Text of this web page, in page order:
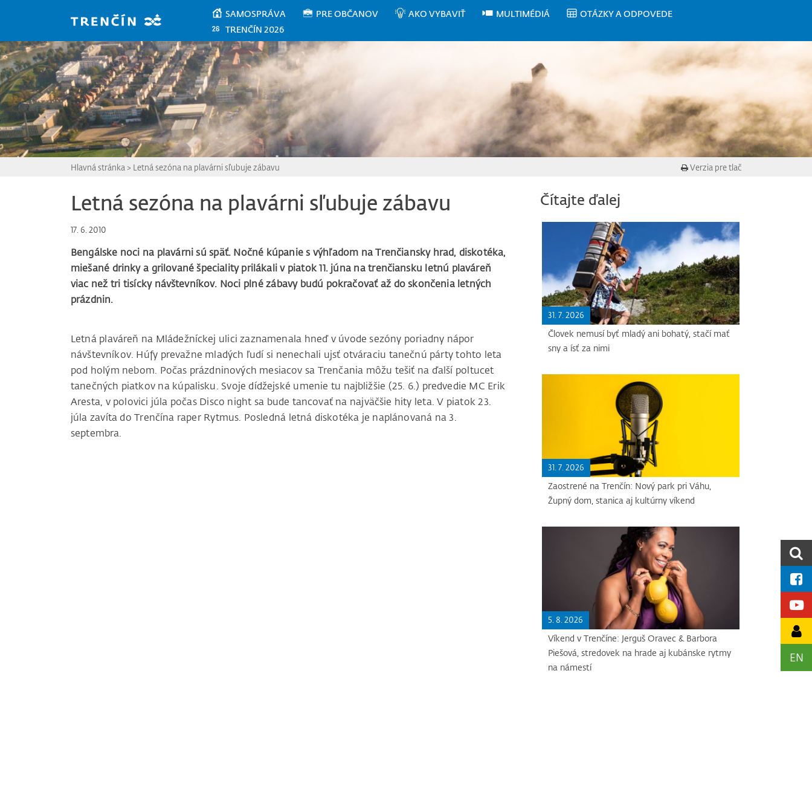
SAMOSPRÁVA PRE OBČANOV AKO VYBAVIŤ MULTIMÉDIÁ
OTÁZKY A ODPOVEDE
TRENČÍN 2026
EN
Hlavná stránka > Letná sezóna na plavárni sľubuje zábavu Verzia pre tlač
Letná sezóna na plavárni sľubuje zábavu
17. 6. 2010
Bengálske noci na plavárni sú späť. Nočné kúpanie s výhľadom na Trenčiansky hrad, diskotéka,
miešané drinky a grilované špeciality prilákali v piatok 11. júna na trenčiansku letnú plaváreň
viac než tri tisícky návštevníkov. Noci plné zábavy budú pokračovať až do skončenia letných
prázdnin.
Letná plaváreň na Mládežníckej ulici zaznamenala hneď v úvode sezóny poriadny nápor
návštevníkov. Húfy prevažne mladých ľudí si nenechali ujsť otváraciu tanečnú párty tohto leta
pod holým nebom. Počas prázdninových mesiacov sa Trenčania môžu tešiť na ďalší poltucet
tanečných piatkov na kúpalisku. Svoje dídžejské umenie tu najbližšie (25. 6.) predvedie MC Erik
Aresta, v polovici júla počas Disco night sa bude tancovať na najväčšie hity leta. V piatok 23.
júla zavíta do Trenčína raper Rytmus. Posledná letná diskotéka je naplánovaná na 3.
septembra.
Čítajte ďalej
31. 7. 2026
Človek nemusí byť mladý ani bohatý, stačí mať
sny a ísť za nimi
31. 7. 2026
Zaostrené na Trenčín: Nový park pri Váhu,
Župný dom, stanica aj kultúrny víkend
5. 8. 2026
Víkend v Trenčíne: Jerguš Oravec & Barbora
Piešová, stredovek na hrade aj kubánske rytmy
na námestí